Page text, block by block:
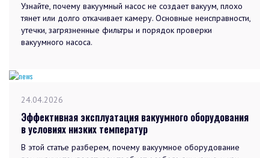
Узнайте, почему вакуумный насос не создает вакуум, плохо
тянет или долго откачивает камеру. Основные неисправности,
утечки, загрязненные фильтры и порядок проверки
вакуумного насоса.
24.04.2026
Эффективная эксплуатация вакуумного оборудования
в условиях низких температур
В этой статье разберем, почему вакуумное оборудование